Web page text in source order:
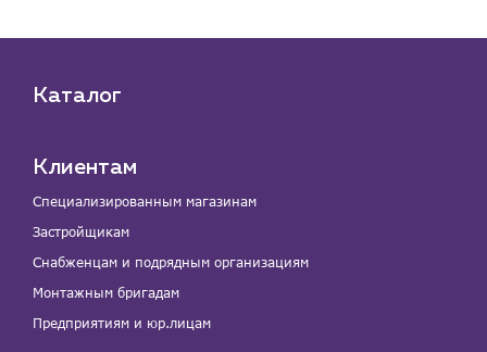
Каталог
Клиентам
Специализированным магазинам
Застройщикам
Снабженцам и подрядным организациям
Монтажным бригадам
Предприятиям и юр.лицам